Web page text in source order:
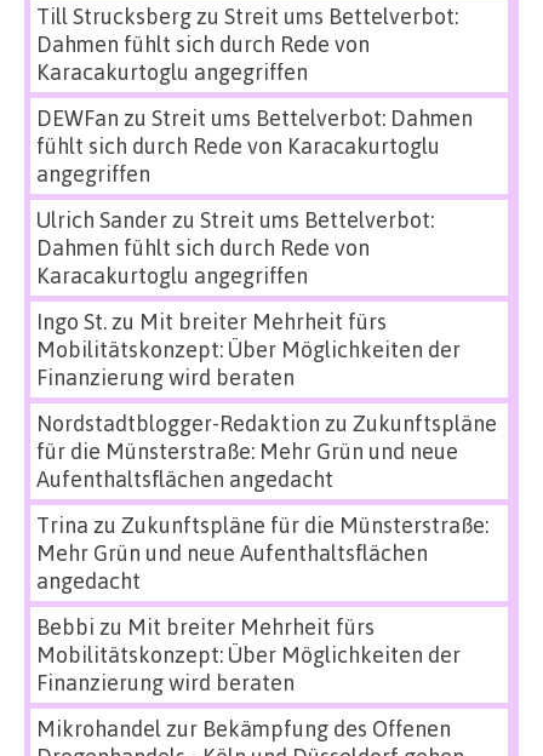
Till Strucksbergzu Streit ums Bettelverbot:
Dahmen fühlt sich durch Rede von
Karacakurtoglu angegriffen
DEWFan zu Streit ums Bettelverbot: Dahmen
fühlt sich durch Rede von Karacakurtoglu
angegriffen
Ulrich Sanderzu Streit ums Bettelverbot:
Dahmen fühlt sich durch Rede von
Karacakurtoglu angegriffen
Ingo St.zu Mit breiter Mehrheit fürs
Mobilitätskonzept: Über Möglichkeiten der
Finanzierung wird beraten
Nordstadtblogger-Redaktion zu Zukunftspläne
für die Münsterstraße: Mehr Grün und neue
Aufenthaltsflächen angedacht
Trina zu Zukunftspläne für die Münsterstraße:
Mehr Grün und neue Aufenthaltsflächen
angedacht
Bebbi zu Mit breiter Mehrheit fürs
Mobilitätskonzept: Über Möglichkeiten der
Finanzierung wird beraten
Mikrohandel zur Bekämpfung des Offenen